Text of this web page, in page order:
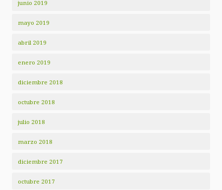
junio 2019
mayo 2019
abril 2019
enero 2019
diciembre 2018
octubre 2018
julio 2018
marzo 2018
diciembre 2017
octubre 2017